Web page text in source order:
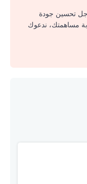
تحسين جودة
مساهمتك، ندعوك